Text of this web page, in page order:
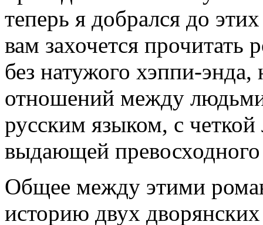
теперь я добрался до
вам захочется прочитать
без натужого хэппи-
отношений между
русским языком, с
выдающей
Общее между этими
историю двух